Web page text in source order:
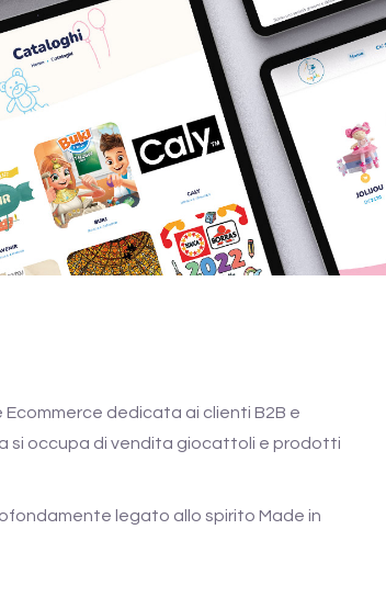
dedicata ai clienti B2B e
si occupa di vendita giocattoli e prodotti
legato allo spirito Made in